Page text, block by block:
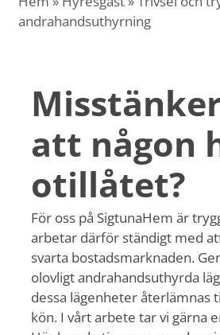
andrahandsuthyrning
att någon
otillåtet?
För oss på SigtunaHem är
arbetar därför ständigt med
svarta bostadsmarknaden.
olovligt andrahandsuthyrda
dessa lägenheter återlämnas
kön. I vårt arbete tar vi gärna